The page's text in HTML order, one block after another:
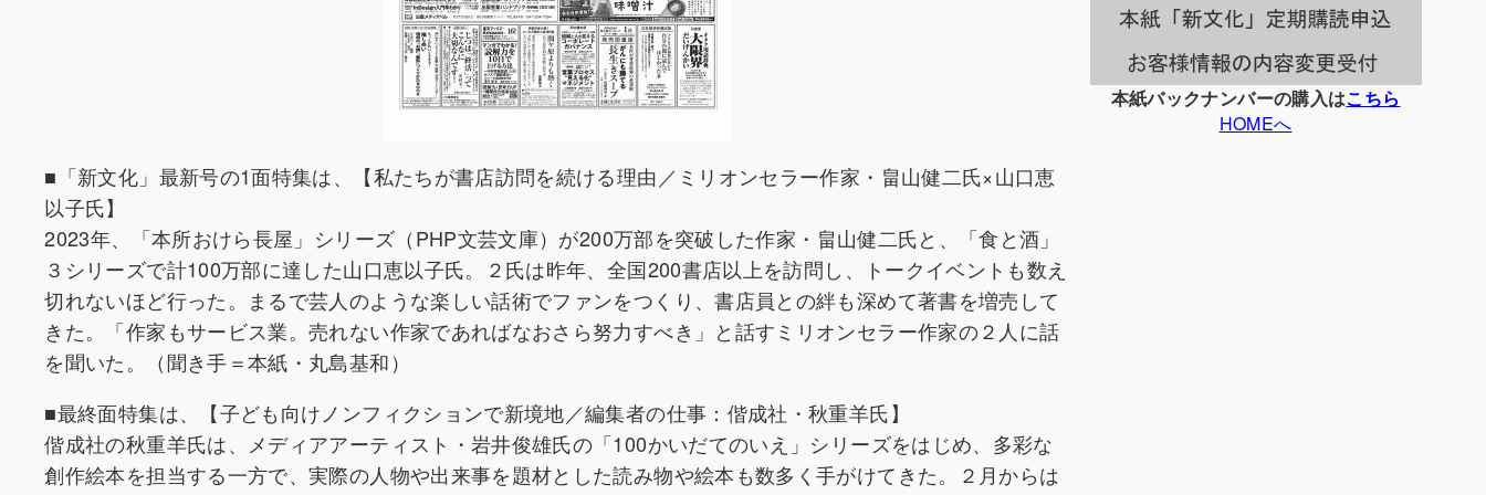
■「新文化」最新号の1面特集は、【私たちが書店訪問を続ける理由／ミリオンセラー作家・畠山健二氏×山口恵
以子氏】
2023年、「本所おけら長屋」シリーズ（PHP文芸文庫）が200万部を突破した作家・畠山健二氏と、「食と酒」
３シリーズで計100万部に達した山口恵以子氏。２氏は昨年、全国200書店以上を訪問し、トークイベントも数え
切れないほど行った。まるで芸人のような楽しい話術でファンをつくり、書店員との絆も深めて著書を増売して
きた。「作家もサービス業。売れない作家であればなおさら努力すべき」と話すミリオンセラー作家の２人に話
を聞いた。（聞き手＝本紙・丸島基和）
■最終面特集は、【子ども向けノンフィクションで新境地／編集者の仕事：偕成社・秋重羊氏】
偕成社の秋重羊氏は、メディアアーティスト・岩井俊雄氏の「100かいだてのいえ」シリーズをはじめ、多彩な
創作絵本を担当する一方で、実際の人物や出来事を題材とした読み物や絵本も数多く手がけてきた。２月からは
本紙バックナンバーの購入はこちら
HOMEへ